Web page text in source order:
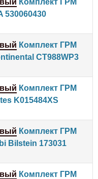
530060430
Комплект ГРМ
CT988WP3
Комплект ГРМ
K015484XS
Комплект ГРМ
Bilstein 173031
Комплект ГРМ